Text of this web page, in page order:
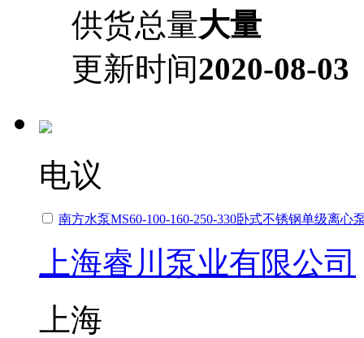
供货总量大量
更新时间2020-08-03
电议
南方水泵MS60-100-160-250-330卧式不锈钢单级离心
上海睿川泵业有限公司
上海